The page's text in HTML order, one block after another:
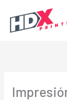
contenido